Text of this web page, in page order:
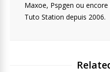
Maxoe, Pspgen ou
Tuto Station depuis 2006.